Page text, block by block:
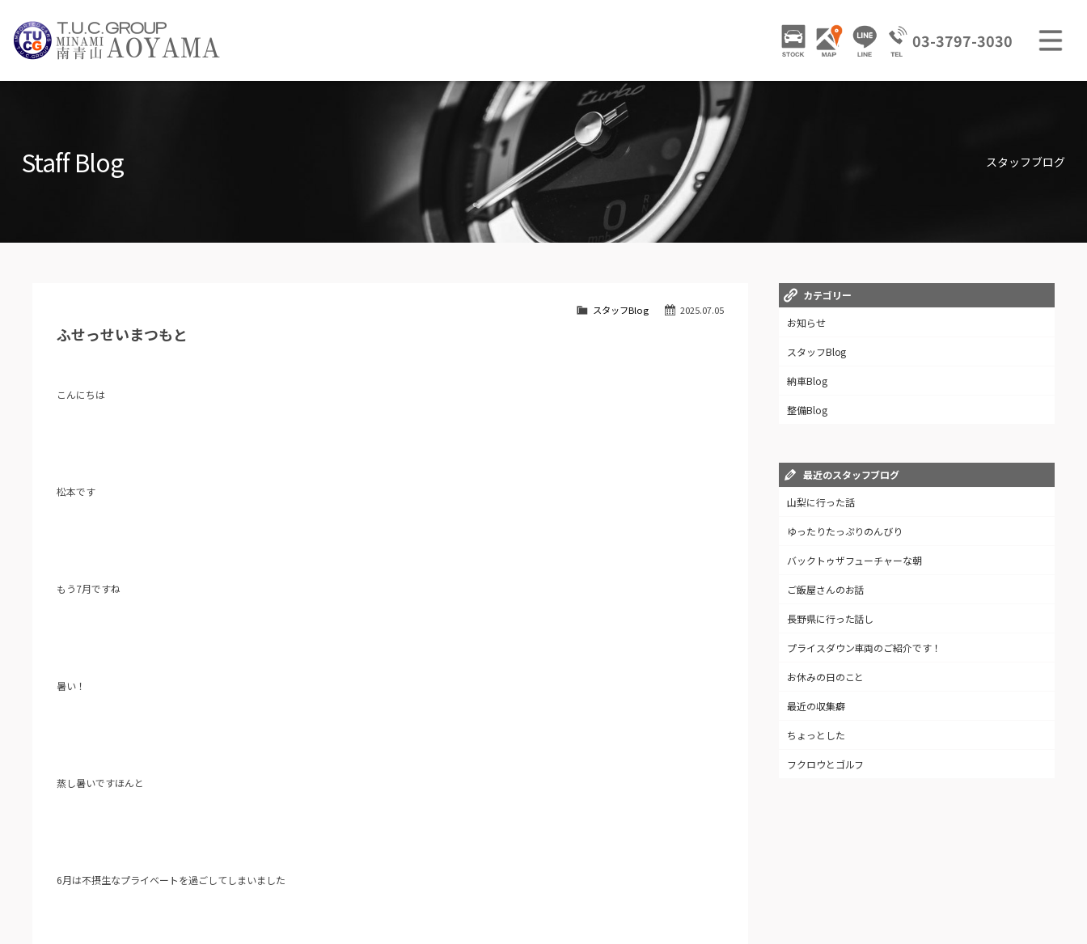
STOCK ACCESS LINE 03-3797-3030
STOCK CAR LIST / 在庫車両情報
PARTS LIST / パーツ情報 SHOP INFO / ショップ情報
Staff Blog スタッフブログ
2025.07.05
スタッフBlog
ふせっせいまつもと
こんにちは
松本です
もう7月ですね
暑い！
蒸し暑いですほんと
6月は不摂生なプライベートを過ごしてしまいました
カテゴリー
お知らせ
スタッフBlog
納車Blog
整備Blog
最近のスタッフブログ
山梨に行った話
ゆったりたっぷりのんびり
バックトゥザフューチャーな朝
ご飯屋さんのお話
長野県に行った話し
プライスダウン車両のご紹介です！
お休みの日のこと
最近の収集癖
ちょっとした
フクロウとゴルフ